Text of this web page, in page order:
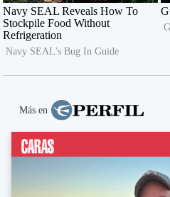
Más en